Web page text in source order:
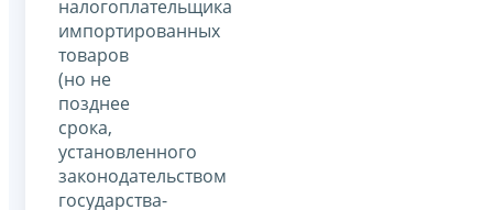
налогоплательщика
импортированных
товаров
(но не
позднее
срока,
установленного
законодательством
государства-